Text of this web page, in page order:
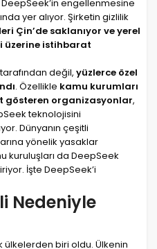
DeepSeek’in engellenmesine
yer alıyor. Şirketin gizlilik
Çin’de saklanıyor ve yerel
üzerine istihbarat
değil, yüzlerce özel
. Özellikle kamu kurumları
gösteren organizasyonlar,
teknolojisini
Dünyanın çeşitli
yönelik yasaklar
kuruluşları da DeepSeek
İşte DeepSeek’i
Nedeniyle
ülkelerden biri oldu. Ülkenin